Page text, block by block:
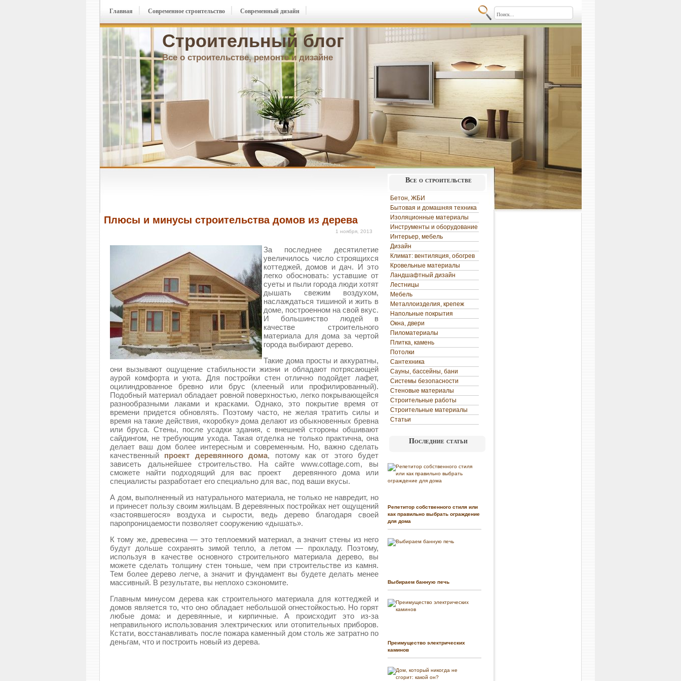
Строительный блог
Все о строительстве, ремонте и дизайне
Главная Современное строительство Современный дизайн
Плюсы и минусы строительства домов из дерева
1 ноября, 2013
За последнее десятилетие
увеличилось число строящихся
коттеджей, домов и дач. И это
легко обосновать: уставшие от
суеты и пыли города люди хотят
дышать свежим воздухом,
наслаждаться тишиной и жить в
доме, построенном на свой вкус.
И большинство людей в
качестве строительного
материала для дома за чертой
города выбирают дерево.
Такие дома просты и аккуратны,
они вызывают ощущение стабильности жизни и обладают потрясающей
аурой комфорта и уюта. Для постройки стен отлично подойдет лафет,
оцилиндрованное бревно или брус (клееный или профилированный).
Подобный материал обладает ровной поверхностью, легко покрывающейся
разнообразными лаками и красками. Однако, это покрытие время от
времени придется обновлять. Поэтому часто, не желая тратить силы и
время на такие действия, «коробку» дома делают из обыкновенных бревна
или бруса. Стены, после усадки здания, с внешней стороны обшивают
сайдингом, не требующим ухода. Такая отделка не только практична, она
делает ваш дом более интересным и современным. Но, важно сделать
качественный проект деревянного дома, потому как от этого будет
зависеть дальнейшее строительство. На сайте www.cottage.com, вы
сможете найти подходящий для вас проект деревянного дома или
специалисты разработает его специально для вас, под ваши вкусы.
А дом, выполненный из натурального материала, не только не навредит, но
и принесет пользу своим жильцам. В деревянных постройках нет ощущений
«застоявшегося» воздуха и сырости, ведь дерево благодаря своей
паропроницаемости позволяет сооружению «дышать».
К тому же, древесина — это теплоемкий материал, а значит стены из него
будут дольше сохранять зимой тепло, а летом — прохладу. Поэтому,
используя в качестве основного строительного материала дерево, вы
можете сделать толщину стен тоньше, чем при строительстве из камня.
Тем более дерево легче, а значит и фундамент вы будете делать менее
массивный. В результате, вы неплохо сэкономите.
Главным минусом дерева как строительного материала для коттеджей и
домов является то, что оно обладает небольшой огнестойкостью. Но горят
любые дома: и деревянные, и кирпичные. А происходит это из-за
неправильного использования электрических или отопительных приборов.
Кстати, восстанавливать после пожара каменный дом столь же затратно по
деньгам, что и построить новый из дерева.
Все о строительстве
Бетон, ЖБИ
Бытовая и домашняя техника
Изоляционные материалы
Инструменты и оборудование
Интерьер, мебель
Дизайн
Климат: вентиляция, обогрев
Кровельные материалы
Ландшафтный дизайн
Лестницы
Мебель
Металлоизделия, крепеж
Напольные покрытия
Окна, двери
Пиломатериалы
Плитка, камень
Потолки
Сантехника
Сауны, бассейны, бани
Системы безопасности
Стеновые материалы
Строительные работы
Строительные материалы
Статьи
Последние статьи
Репетитор собственного стиля или
как правильно выбрать ограждение
для дома
Выбираем банную печь
Преимущество электрических
каминов